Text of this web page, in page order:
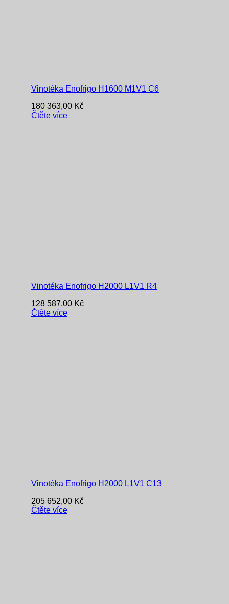
Vinotéka Enofrigo H1600 M1V1 C6
180 363,00 Kč
Čtěte více
Vinotéka Enofrigo H2000 L1V1 R4
128 587,00 Kč
Čtěte více
Vinotéka Enofrigo H2000 L1V1 C13
205 652,00 Kč
Čtěte více